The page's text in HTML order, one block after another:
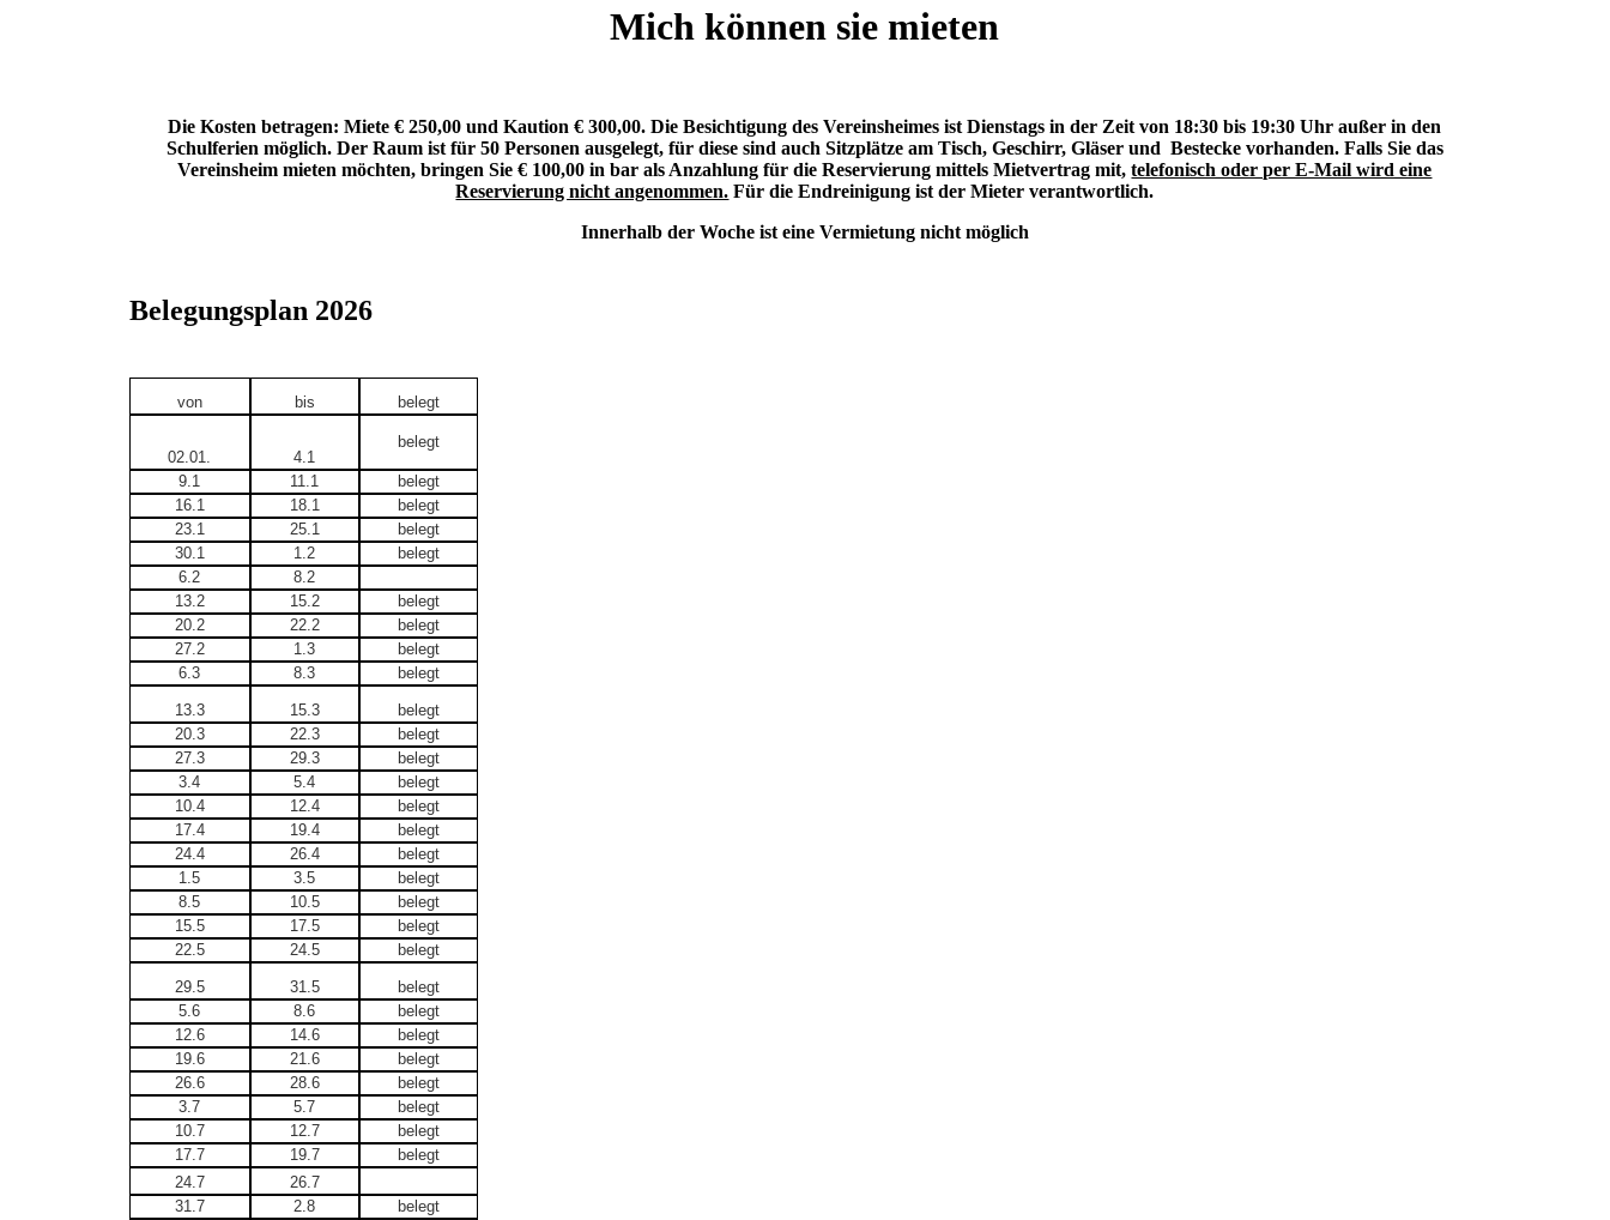
Mich können sie mieten
Die Kosten betragen: Miete € 250,00 und Kaution € 300,00. Die Besichtigung des Vereinsheimes ist Dienstags in der Zeit von 18:30 bis 19:30 Uhr außer in den
Schulferien möglich. Der Raum ist für 50 Personen ausgelegt, für diese sind auch Sitzplätze am Tisch, Geschirr, Gläser und Bestecke vorhanden. Falls Sie das
Vereinsheim mieten möchten, bringen Sie € 100,00 in bar als Anzahlung für die Reservierung mittels Mietvertrag mit,telefonisch oder per E-Mail wird eine
Reservierung nicht angenommen. Für die Endreinigung ist der Mieter verantwortlich.
Innerhalb der Woche ist eine Vermietung nicht möglich
Belegungsplan 2026
von bis belegt
02.01. 4.1
belegt
9.1 11.1
belegt
16.1
18.1
belegt
23.1
25.1
belegt
30.1
1.2
belegt
6.2
8.2
13.2
15.2
belegt
20.2
22.2
belegt
27.2
1.3
belegt
6.3
8.3 belegt
13.3 15.3
belegt
20.3
22.3
belegt
27.3
29.3
belegt
3.4
5.4
belegt
10.4
12.4
belegt
17.4
19.4
belegt
24.4
26.4
belegt
1.5
3.5
belegt
8.5
10.5
belegt
15.5
17.5
belegt
22.5
24.5 belegt
29.5 31.5
belegt
5.6
8.6
belegt
12.6
14.6
belegt
19.6
21.6
belegt
26.6
28.6
belegt
3.7
5.7
belegt
10.7
12.7
belegt
17.7
19.7
belegt
24.7
26.7
31.7
2.8
belegt